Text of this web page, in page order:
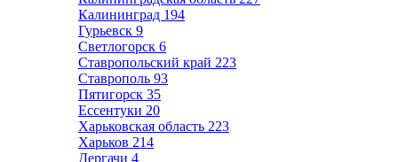
Калининград 194
Гурьевск 9
Светлогорск 6
Ставропольский край 223
Ставрополь 93
Пятигорск 35
Ессентуки 20
Харьковская область 223
Харьков 214
Дергачи 4